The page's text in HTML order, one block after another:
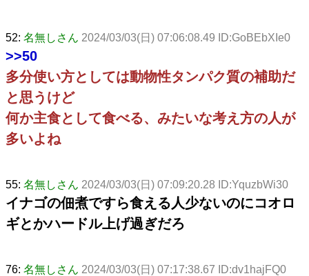
52: 名無しさん 2024/03/03(日) 07:06:08.49 ID:GoBEbXIe0
>>50
多分使い方としては動物性タンパク質の補助だ
と思うけど
何か主食として食べる、みたいな考え方の人が
多いよね
55: 名無しさん 2024/03/03(日) 07:09:20.28 ID:YquzbWi30
イナゴの佃煮ですら食える人少ないのにコオロ
ギとかハードル上げ過ぎだろ
76: 名無しさん 2024/03/03(日) 07:17:38.67 ID:dv1hajFQ0